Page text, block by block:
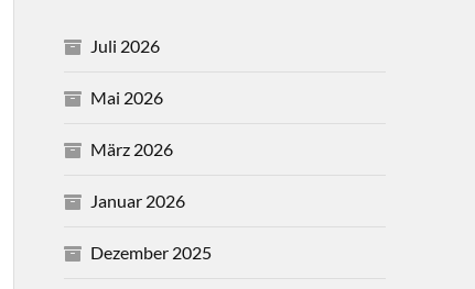
Juli 2026
Mai 2026
März 2026
Januar 2026
Dezember 2025